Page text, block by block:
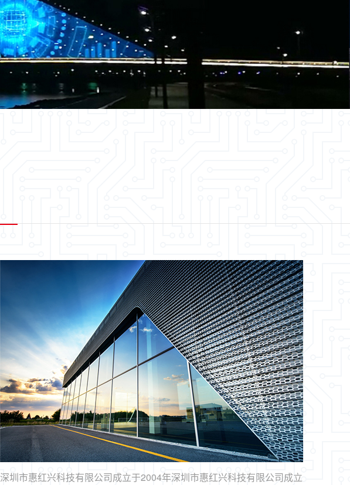
深圳市惠红兴科技有限公司成立于2004年深圳市惠红兴科技有限公司成立